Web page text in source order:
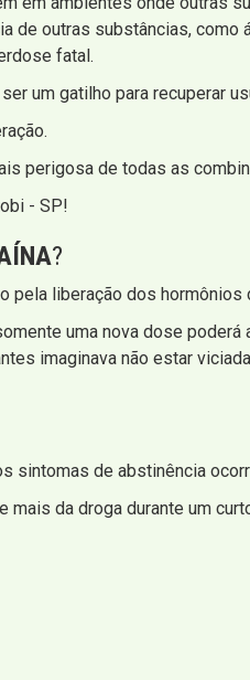
outras substâncias, como
fatal.
um gatilho para recuperar
perigosa de todas as
- SP!
?
liberação dos hormônios
uma nova dose
imaginava não estar
sintomas de abstinência
da droga durante um